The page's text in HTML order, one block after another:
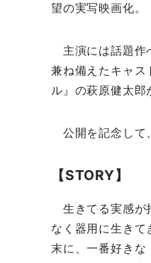
望の実写映画化。
主演には話題作
兼ね備えたキャ
ル』の萩原健太郎
公開を記念して
【STORY】
生きてる実感が
なく器用に生き
末に、一番好きな